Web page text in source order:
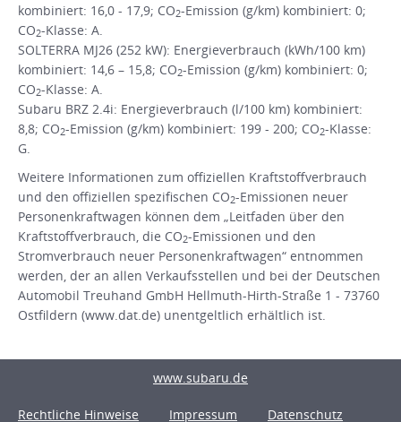
kombiniert: 16,0 - 17,9; CO2-Emission (g/km) kombiniert: 0;
CO2-Klasse: A.
SOLTERRA MJ26 (252 kW): Energieverbrauch (kWh/100 km)
kombiniert: 14,6 – 15,8; CO2-Emission (g/km) kombiniert: 0;
CO2-Klasse: A.
Subaru BRZ 2.4i: Energieverbrauch (l/100 km) kombiniert:
8,8; CO2-Emission (g/km) kombiniert: 199 - 200; CO2-Klasse:
G.
Weitere Informationen zum offiziellen Kraftstoffverbrauch
und den offiziellen spezifischen CO2-Emissionen neuer
Personenkraftwagen können dem „Leitfaden über den
Kraftstoffverbrauch, die CO2-Emissionen und den
Stromverbrauch neuer Personenkraftwagen“ entnommen
werden, der an allen Verkaufsstellen und bei der Deutschen
Automobil Treuhand GmbH Hellmuth-Hirth-Straße 1 - 73760
Ostfildern (www.dat.de) unentgeltlich erhältlich ist.
www.subaru.de
Rechtliche Hinweise Impressum Datenschutz